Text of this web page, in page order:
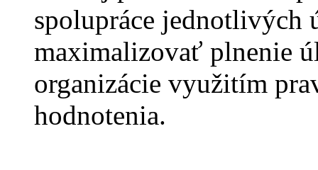
spolupráce jednotlivých
maximalizovať plnenie
organizácie využitím
hodnotenia.